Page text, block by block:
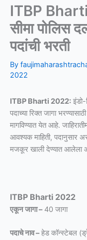
ITBP
सीमा पोलिस
पदांची भरती
By
2022
ITBP Bharti 2022:
पदाच्या रिक्त जागा
मागविण्यात येत आहे.
आवश्यक माहिती, पदानुसार
मजकूर खाली देण्यात आलेला
ITBP Bharti 2022
एकून जागा –40 जागा
पदाचे नाव –हेड कॉन्स्टेबल